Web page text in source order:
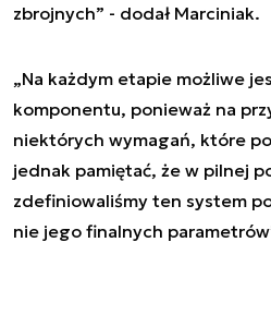
zbrojnych” - dodał Marciniak.
„Na każdym etapie możliwe
komponentu, ponieważ na
niektórych wymagań, które
jednak pamiętać, że w pilnej
zdefiniowaliśmy ten system
nie jego finalnych